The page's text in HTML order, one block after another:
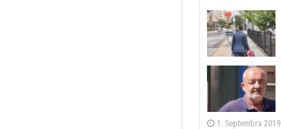
1. Septembra 2019.